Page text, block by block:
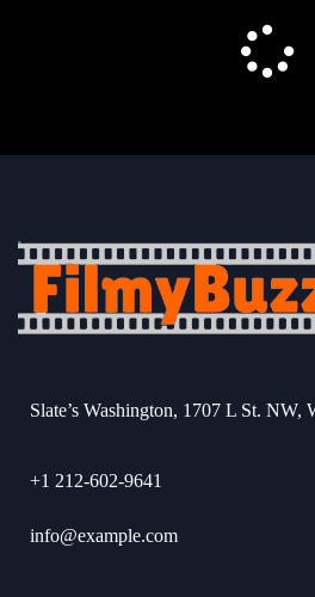
Slate’s Washington, 1707 L St. NW,
+1 212-602-9641
info@example.com